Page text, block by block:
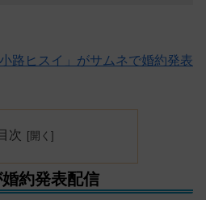
路ヒスイ」がサムネで婚約発表
次
婚約発表配信